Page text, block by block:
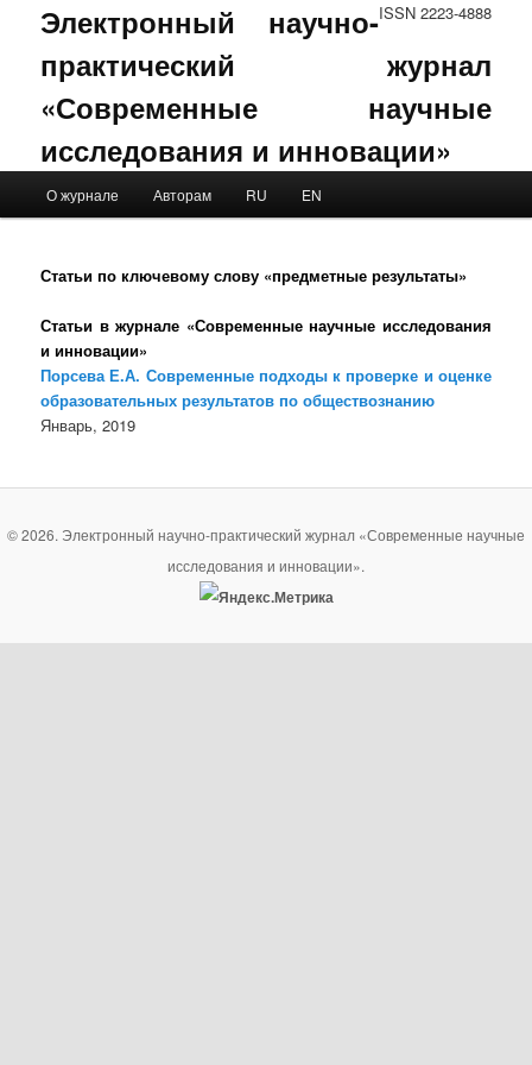
ISSN 2223-4888
Электронный научно-
практический журнал
«Современные научные
исследования и инновации»
Skip to primary content
Skip to secondary content
О журнале Авторам RU EN
Статьи по ключевому слову «предметные результаты»
Статьи в журнале «Современные научные исследования
и инновации»
Порсева Е.А. Современные подходы к проверке и оценке
образовательных результатов по обществознанию
Январь, 2019
© 2026. Электронный научно-практический журнал «Современные научные
исследования и инновации».